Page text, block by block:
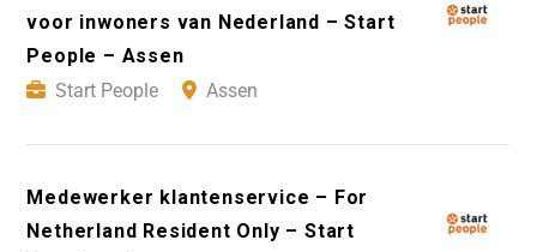
voor inwoners van Nederland – Start
People – Assen
Start People
Assen
Medewerker klantenservice – For
Netherland Resident Only – Start